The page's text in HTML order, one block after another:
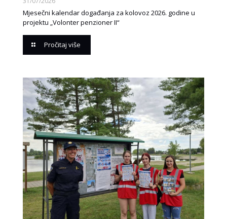
Mjesečni kalendar događanja za kolovoz 2026. godine u
projektu „Volonter penzioner II“
Pročitaj više